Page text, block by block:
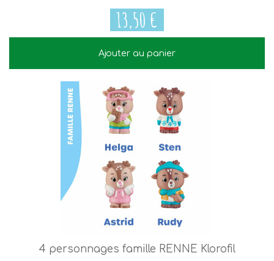
13,50 €
13,50 €
Ajouter au panier
4 personnages famille RENNE Klorofil